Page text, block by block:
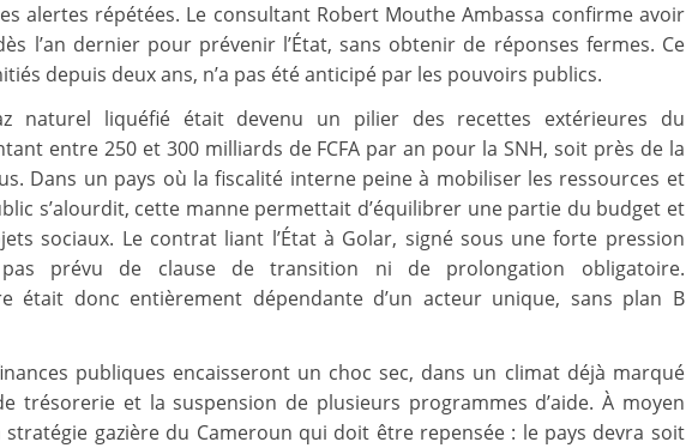
alertes répétées. Le consultant Robert Mouthe Ambassa confirme avoir
l’an dernier pour prévenir l’État, sans obtenir de réponses fermes. Ce
depuis deux ans, n’a pas été anticipé par les pouvoirs publics.
naturel liquéfié était devenu un pilier des recettes extérieures du
entre 250 et 300 milliards de FCFA par an pour la SNH, soit près de la
Dans un pays où la fiscalité interne peine à mobiliser les ressources et
s’alourdit, cette manne permettait d’équilibrer une partie du budget et
sociaux. Le contrat liant l’État à Golar, signé sous une forte pression
pas prévu de clause de transition ni de prolongation obligatoire.
était donc entièrement dépendante d’un acteur unique, sans plan B
publiques encaisseront un choc sec, dans un climat déjà marqué
trésorerie et la suspension de plusieurs programmes d’aide. À moyen
stratégie gazière du Cameroun qui doit être repensée : le pays devra soit